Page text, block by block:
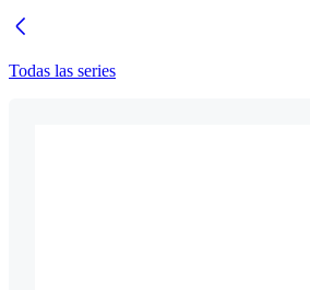
Todas las series